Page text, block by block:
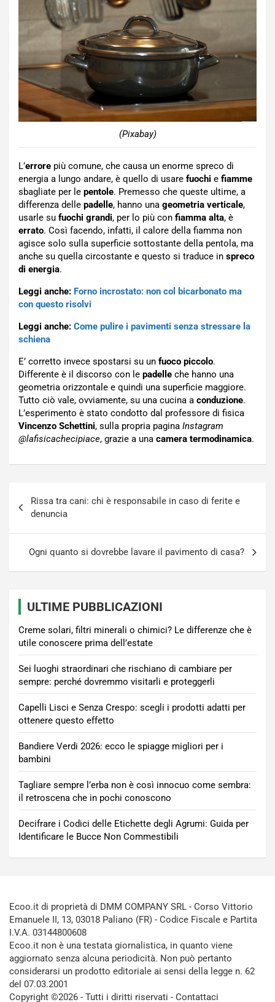
(Pixabay)
L’errore più comune, che causa un enorme spreco di
energia a lungo andare, è quello di usare fuochi e fiamme
sbagliate per le pentole. Premesso che queste ultime, a
differenza delle padelle, hanno una geometria verticale,
usarle su fuochi grandi, per lo più con fiamma alta, è
errato. Così facendo, infatti, il calore della fiamma non
agisce solo sulla superficie sottostante della pentola, ma
anche su quella circostante e questo si traduce in spreco
di energia.
Leggi anche: Forno incrostato: non col bicarbonato ma
con questo risolvi
Leggi anche: Come pulire i pavimenti senza stressare la
schiena
E’ corretto invece spostarsi su un fuoco piccolo.
Differente è il discorso con le padelle che hanno una
geometria orizzontale e quindi una superficie maggiore.
Tutto ciò vale, ovviamente, su una cucina a conduzione.
L’esperimento è stato condotto dal professore di fisica
Vincenzo Schettini, sulla propria pagina Instagram
@lafisicachecipiace, grazie a una camera termodinamica.
articoli
Rissa tra cani: chi è responsabile in caso di ferite e
denuncia
Ogni quanto si dovrebbe lavare il pavimento di casa?
ULTIME PUBBLICAZIONI
Creme solari, filtri minerali o chimici? Le differenze che è
utile conoscere prima dell’estate
Sei luoghi straordinari che rischiano di cambiare per
sempre: perché dovremmo visitarli e proteggerli
Capelli Lisci e Senza Crespo: scegli i prodotti adatti per
ottenere questo effetto
Bandiere Verdi 2026: ecco le spiagge migliori per i
bambini
Tagliare sempre l’erba non è così innocuo come sembra:
il retroscena che in pochi conoscono
Decifrare i Codici delle Etichette degli Agrumi: Guida per
Identificare le Bucce Non Commestibili
Ecoo.it di proprietà di DMM COMPANY SRL - Corso Vittorio
Emanuele II, 13, 03018 Paliano (FR) - Codice Fiscale e Partita
I.V.A. 03144800608
Ecoo.it non è una testata giornalistica, in quanto viene
aggiornato senza alcuna periodicità. Non può pertanto
considerarsi un prodotto editoriale ai sensi della legge n. 62
del 07.03.2001
Copyright ©2026 - Tutti i diritti riservati - Contattaci